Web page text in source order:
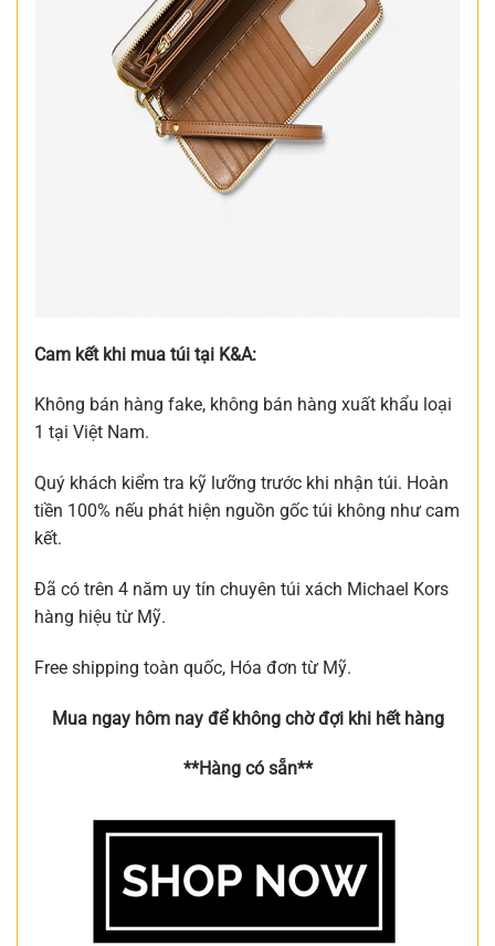
Cam kết khi mua túi tại K&A:
Không bán hàng fake, không bán hàng xuất khẩu loại
1 tại Việt Nam.
Quý khách kiểm tra kỹ lưỡng trước khi nhận túi. Hoàn
tiền 100% nếu phát hiện nguồn gốc túi không như cam
kết.
Đã có trên 4 năm uy tín chuyên túi xách Michael Kors
hàng hiệu từ Mỹ.
Free shipping toàn quốc, Hóa đơn từ Mỹ.
Mua ngay hôm nay để không chờ đợi khi hết hàng
**Hàng có sẵn**